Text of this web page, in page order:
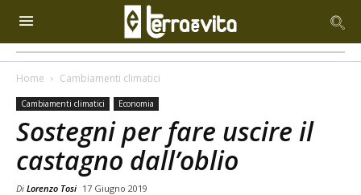
Home Cambiamenti climatici
Cambiamenti climatici Economia
Sostegni per fare uscire il
castagno dall’oblio
Di Lorenzo Tosi 17 Giugno 2019